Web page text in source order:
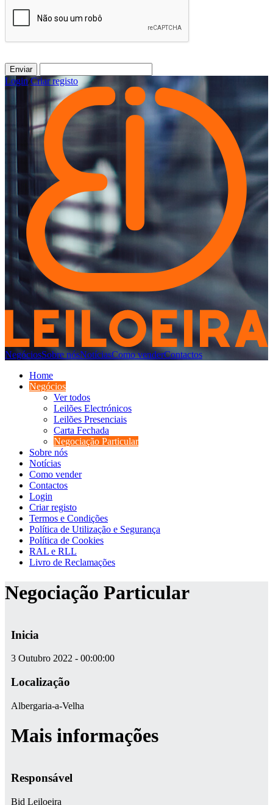
Enviar
Login/Criar registo
NegóciosSobre nósNotíciasComo venderContactos
Home
Negócios
Ver todos
Leilões Electrónicos
Leilões Presenciais
Carta Fechada
Negociação Particular
Sobre nós
Notícias
Como vender
Contactos
Login
Criar registo
Termos e Condições
Política de Utilização e Segurança
Política de Cookies
RAL e RLL
Livro de Reclamações
Negociação Particular
Inicia
3 Outubro 2022 - 00:00:00
Localização
Albergaria-a-Velha
Mais informações
Responsável
Bid Leiloeira